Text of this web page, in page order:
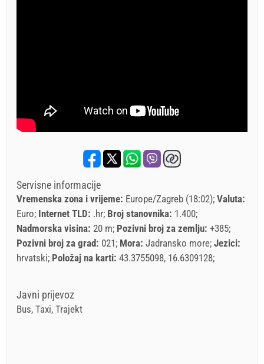
Servisne informacije
Vremenska zona i vrijeme: Europe/Zagreb (18:02) Valuta:
Euro Internet TLD: .hr Broj stanovnika: 1.400
Nadmorska visina: 20 m Pozivni broj za zemlju: +385
Pozivni broj za grad: 021 Mora: Jadransko more Jezici:
hrvatski Položaj na karti: 43.3755098, 16.6309128
Javni prijevoz
Bus, Taxi, Trajekt